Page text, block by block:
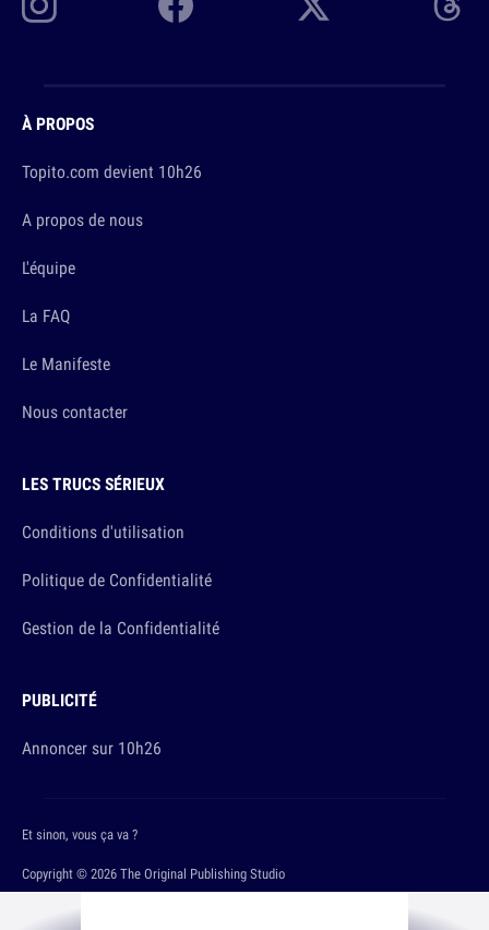
À PROPOS
Topito.com devient 10h26
A propos de nous
L'équipe
La FAQ
Le Manifeste
Nous contacter
LES TRUCS SÉRIEUX
Conditions d'utilisation
Politique de Confidentialité
Gestion de la Confidentialité
PUBLICITÉ
Annoncer sur 10h26
Copyright © 2026 The Original Publishing Studio
Et sinon, vous ça va ?